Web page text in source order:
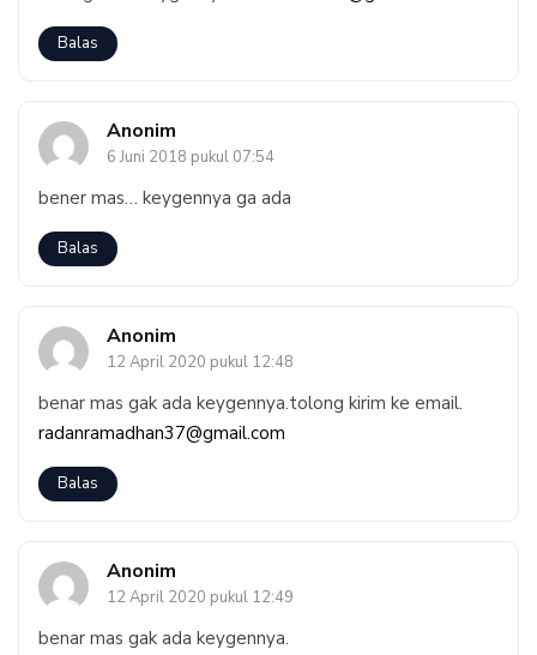
Balas
Anonim
6 Juni 2018 pukul 07:54
bener mas… keygennya ga ada
Balas
Anonim
12 April 2020 pukul 12:48
benar mas gak ada keygennya.tolong kirim ke email.
radanramadhan37@gmail.com
Balas
Anonim
12 April 2020 pukul 12:49
benar mas gak ada keygennya.